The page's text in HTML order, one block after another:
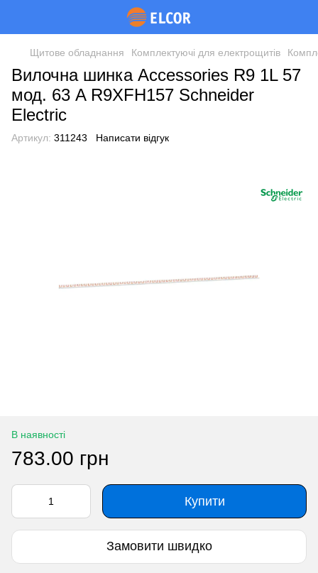
Щитове обладнання Комплектуючі для електрощитів
Вилочна шинка Accessories R9 1L 57
мод. 63 A R9XFH157 Schneider
Electric
Артикул: 311243 Написати відгук
В наявності
783.00 грн
Купити
Замовити швидко